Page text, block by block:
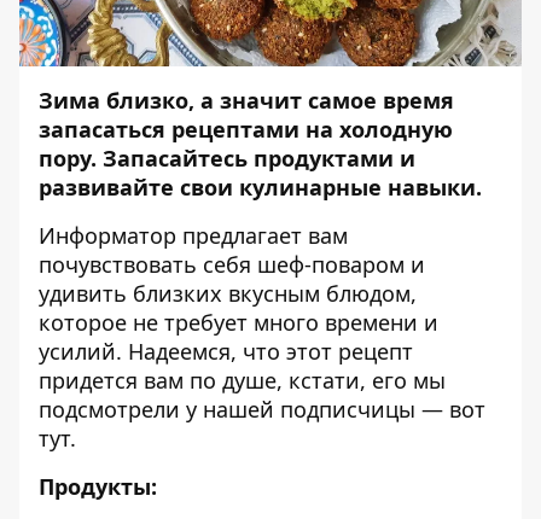
Зима близко, а значит самое время
запасаться рецептами на холодную
пору. Запасайтесь продуктами и
развивайте свои кулинарные навыки.
Информатор предлагает вам
почувствовать себя шеф-поваром и
удивить близких вкусным блюдом,
которое не требует много времени и
усилий. Надеемся, что этот рецепт
придется вам по душе, кстати, его мы
подсмотрели у нашей подписчицы — вот
тут.
Продукты: